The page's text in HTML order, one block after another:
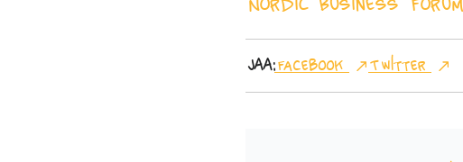
Nordic Business Forum
Jaa:Facebook Twitter